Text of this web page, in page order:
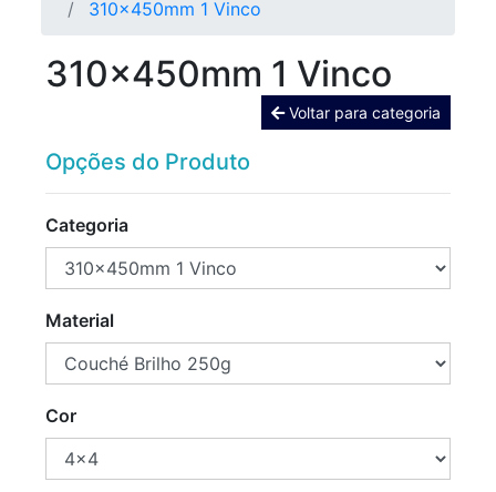
310x450mm 1 Vinco
310x450mm 1 Vinco
Voltar para categoria
Opções do Produto
Categoria
Material
Cor